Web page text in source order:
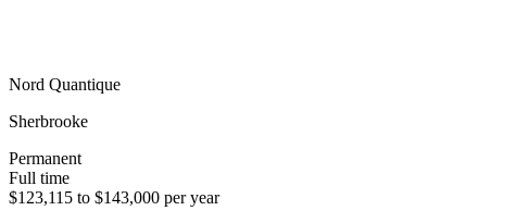
Nord Quantique
Sherbrooke
Permanent
Full time
$123,115 to $143,000 per year